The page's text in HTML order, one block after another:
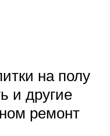
на полу
и другие
ремонт